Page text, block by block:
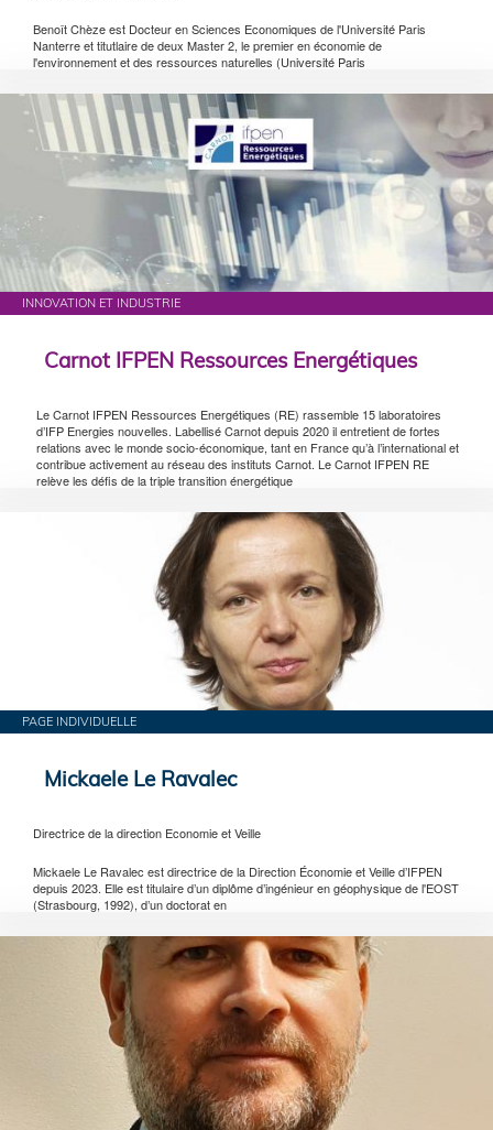
Benoît Chèze est Docteur en Sciences Economiques de l'Université Paris
Nanterre et titutlaire de deux Master 2, le premier en économie de
l'environnement et des ressources naturelles (Université Paris
INNOVATION ET INDUSTRIE
Carnot IFPEN Ressources Energétiques
Le Carnot IFPEN Ressources Energétiques (RE) rassemble 15 laboratoires
d’IFP Energies nouvelles. Labellisé Carnot depuis 2020 il entretient de fortes
relations avec le monde socio-économique, tant en France qu’à l’international et
contribue activement au réseau des instituts Carnot. Le Carnot IFPEN RE
relève les défis de la triple transition énergétique
PAGE INDIVIDUELLE
Mickaele Le Ravalec
Directrice de la direction Economie et Veille
Mickaele Le Ravalec est directrice de la Direction Économie et Veille d’IFPEN
depuis 2023. Elle est titulaire d’un diplôme d’ingénieur en géophysique de l'EOST
(Strasbourg, 1992), d’un doctorat en